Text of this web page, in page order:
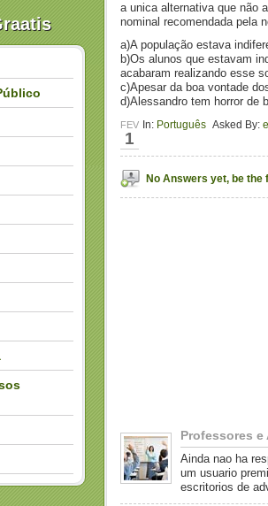
a unica alternativa que não
nominal recomendada pela
a)A população estava
b)Os alunos que estavam
acabaram realizando esse
c)Apesar da boa vontade
d)Alessandro tem horror de
In: Português Asked By:
FEV
1
No Answers yet, be the
Professores e
Ainda nao ha
um usuario
escritorios de